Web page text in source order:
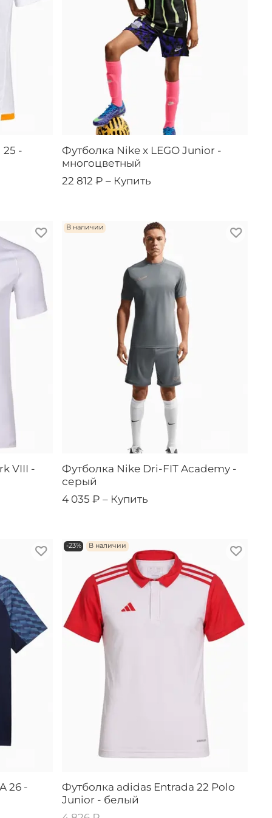
-
Футболка Nike x LEGO Junior -
многоцветный
22 812 ₽ – Купить
VIII -
В наличии
Футболка Nike Dri-FIT Academy -
серый
4 035 ₽ – Купить
26 -
-23% В наличии
Футболка adidas Entrada 22 Polo
Junior - белый